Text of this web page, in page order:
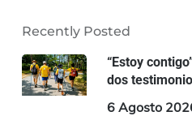
Recently Posted
“Estoy
dos
6 Agosto